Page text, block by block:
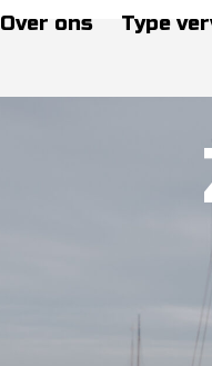
Over ons Type